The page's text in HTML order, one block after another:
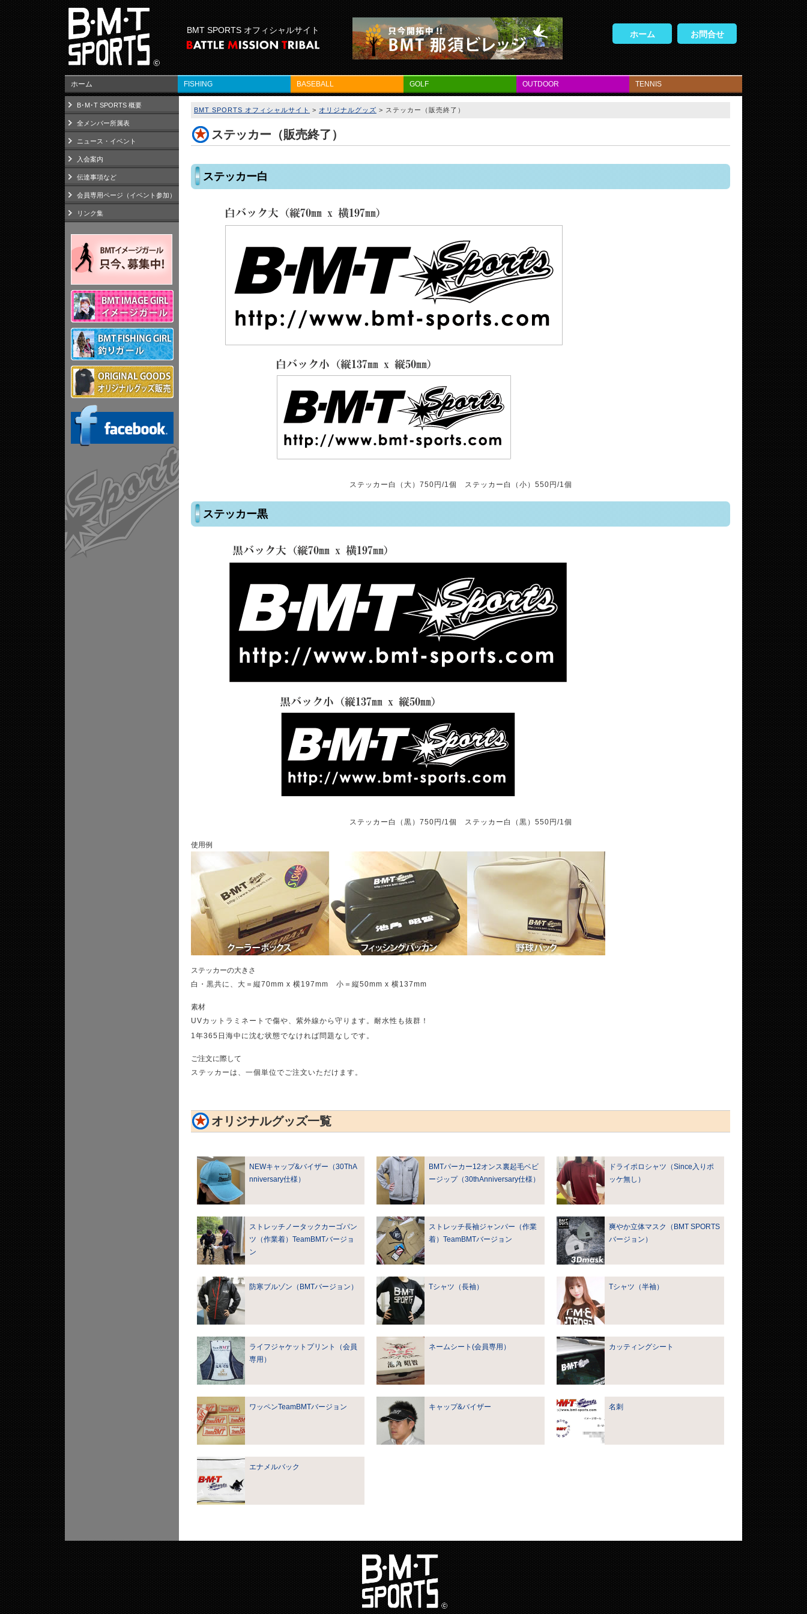
BMT SPORTS オフィシャルサイト ホーム お問合せ
ホーム FISHING BASEBALL GOLF OUTDOOR TENNIS
B･M･T SPORTS 概要
全メンバー所属表
ニュース・イベント
入会案内
伝達事項など
会員専用ページ（イベント参加）
リンク集
BMT SPORTS オフィシャルサイト > オリジナルグッズ > ステッカー（販売終了）
ステッカー（販売終了）
ステッカー白
ステッカー白（大）750円/1個 ステッカー白（小）550円/1個
ステッカー黒
ステッカー白（黒）750円/1個 ステッカー白（黒）550円/1個
使用例
ステッカーの大きさ
白・黒共に、大＝縦70mm x 横197mm 小＝縦50mm x 横137mm
素材
UVカットラミネートで傷や、紫外線から守ります。耐水性も抜群！
1年365日海中に沈む状態でなければ問題なしです。
ご注文に際して
ステッカーは、一個単位でご注文いただけます。
オリジナルグッズ一覧
NEWキャップ&バイザー（30ThA
nniversary仕様）
BMTパーカー12オンス裏起毛ベビ
ージップ（30thAnniversary仕様）
ドライポロシャツ（Since入りポ
ッケ無し）
ストレッチノータックカーゴパン
ツ（作業着）TeamBMTバージョ
ン
ストレッチ長袖ジャンパー（作業
着）TeamBMTバージョン
爽やか立体マスク（BMT SPORTS
バージョン）
防寒ブルゾン（BMTバージョン） Tシャツ（長袖） Tシャツ（半袖）
ライフジャケットプリント（会員
専用）
ネームシート(会員専用） カッティングシート
ワッペンTeamBMTバージョン キャップ&バイザー 名刺
エナメルバック